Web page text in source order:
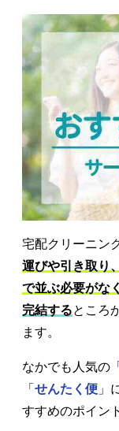
宅配クリーニン
運びや引き取り
で並ぶ必要がなく
完結するところ
ます。
なかでも人気の「
「 せんたく便 」
すすめのポイン